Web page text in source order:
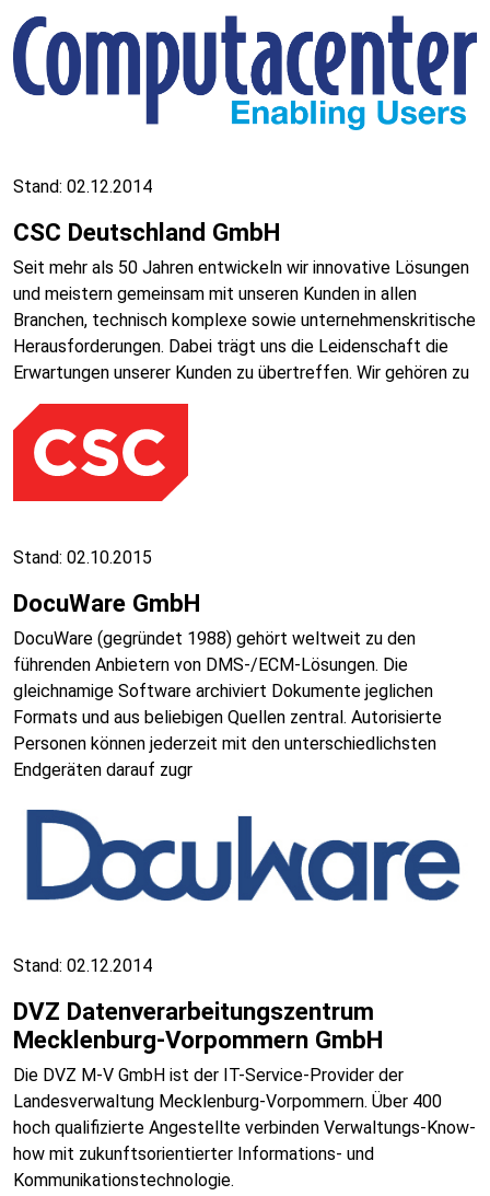
Stand: 02.12.2014
CSC Deutschland GmbH
Seit mehr als 50 Jahren entwickeln wir innovative Lösungen
und meistern gemeinsam mit unseren Kunden in allen
Branchen, technisch komplexe sowie unternehmenskritische
Herausforderungen. Dabei trägt uns die Leidenschaft die
Erwartungen unserer Kunden zu übertreffen. Wir gehören zu
Stand: 02.10.2015
DocuWare GmbH
DocuWare (gegründet 1988) gehört weltweit zu den
führenden Anbietern von DMS-/ECM-Lösungen. Die
gleichnamige Software archiviert Dokumente jeglichen
Formats und aus beliebigen Quellen zentral. Autorisierte
Personen können jederzeit mit den unterschiedlichsten
Endgeräten darauf zugr
Stand: 02.12.2014
DVZ Datenverarbeitungszentrum
Mecklenburg-Vorpommern GmbH
Die DVZ M-V GmbH ist der IT-Service-Provider der
Landesverwaltung Mecklenburg-Vorpommern. Über 400
hoch qualifizierte Angestellte verbinden Verwaltungs-Know-
how mit zukunftsorientierter Informations- und
Kommunikationstechnologie.